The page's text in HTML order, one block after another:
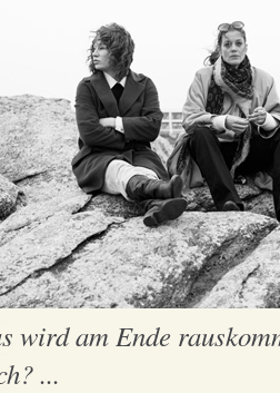
wird am Ende
...